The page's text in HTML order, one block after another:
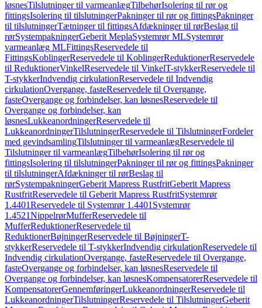
løsnesTilslutninger til varmeanlægTilbehørIsolering til rør og
fittingsIsolering til tilslutningerPakninger til rør og fittingsPakninger
til tilslutningerTætninger til fittingsAfdækninger til rørBeslag til
rørSystempakningerGeberit MeplaSystemrør MLSystemrør
varmeanlæg MLFittingsReservedele til
FittingsKoblingerReservedele til KoblingerReduktionerReservedele
til ReduktionerVinkelReservedele til VinkelT-stykkerReservedele til
T-stykkerIndvendig cirkulationReservedele til Indvendig
cirkulationOvergange, fasteReservedele til Overgange,
fasteOvergange og forbindelser, kan løsnesReservedele til
Overgange og forbindelser, kan
løsnesLukkeanordningerReservedele til
LukkeanordningerTilslutningerReservedele til TilslutningerFordeler
med gevindsamlingTilslutninger til varmeanlægReservedele til
Tilslutninger til varmeanlægTilbehørIsolering til rør og
fittingsIsolering til tilslutningerPakninger til rør og fittingsPakninger
til tilslutningerAfdækninger til rørBeslag til
rørSystempakningerGeberit Mapress RustfritGeberit Mapress
RustfritReservedele til Geberit Mapress RustfritSystemrør
1.4401Reservedele til Systemrør 1.4401 Systemrør
1.4521NippelrørMufferReservedele til
MufferReduktionerReservedele til
ReduktionerBøjningerReservedele til BøjningerT-
stykkerReservedele til T-stykkerIndvendig cirkulationReservedele til
Indvendig cirkulationOvergange, fasteReservedele til Overgange,
fasteOvergange og forbindelser, kan løsnesReservedele til
Overgange og forbindelser, kan løsnesKompensatorerReservedele til
KompensatorerGennemføringerLukkeanordningerReservedele til
LukkeanordningerTilslutningerReservedele til TilslutningerGeberit